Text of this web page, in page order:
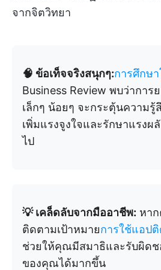
จากจิตวิทยา
🧠 ข้อเท็จจริงสนุกๆ:การศึกษ
Business Review พบว่าการ
เล็กๆ น้อยๆ จะกระตุ้นความรู้
เพิ่มแรงจูงใจและรักษาแรงผ
ไป
💡 เคล็ดลับจากมืออาชีพ: หา
ติดตามเป้าหมายการใช้แอป
ช่วยให้คุณมีสมาธิและรับผิดช
ของคุณได้มากขึ้น